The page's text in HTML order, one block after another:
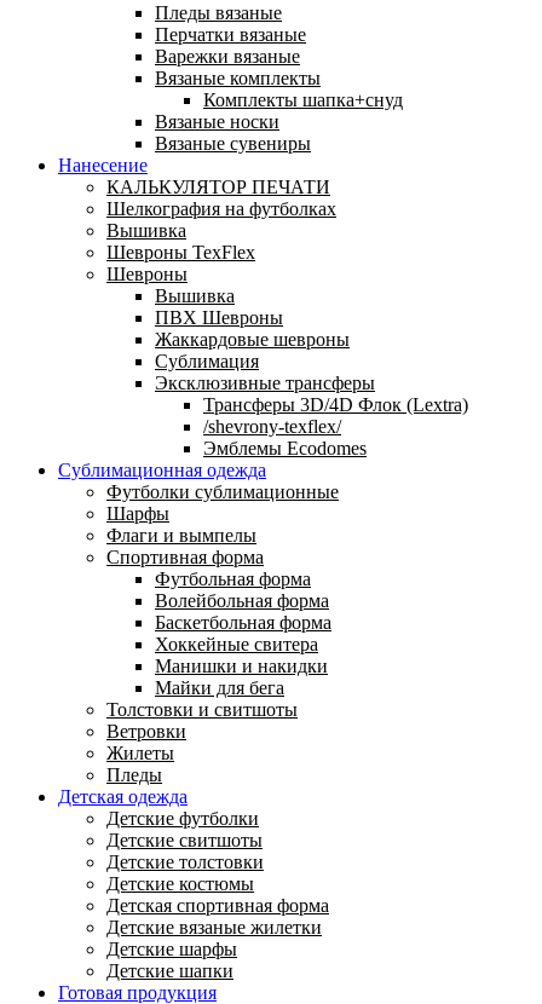
Пледы вязаные
Перчатки вязаные
Варежки вязаные
Вязаные комплекты
Комплекты шапка+снуд
Вязаные носки
Вязаные сувениры
Нанесение
КАЛЬКУЛЯТОР ПЕЧАТИ
Шелкография на футболках
Вышивка
Шевроны TexFlex
Шевроны
Вышивка
ПВХ Шевроны
Жаккардовые шевроны
Сублимация
Эксклюзивные трансферы
Трансферы 3D/4D Флок (Lextra)
/shevrony-texflex/
Эмблемы Ecodomes
Сублимационная одежда
Футболки сублимационные
Шарфы
Флаги и вымпелы
Спортивная форма
Футбольная форма
Волейбольная форма
Баскетбольная форма
Хоккейные свитера
Манишки и накидки
Майки для бега
Толстовки и свитшоты
Ветровки
Жилеты
Пледы
Детская одежда
Детские футболки
Детские свитшоты
Детские толстовки
Детские костюмы
Детская спортивная форма
Детские вязаные жилетки
Детские шарфы
Детские шапки
Готовая продукция